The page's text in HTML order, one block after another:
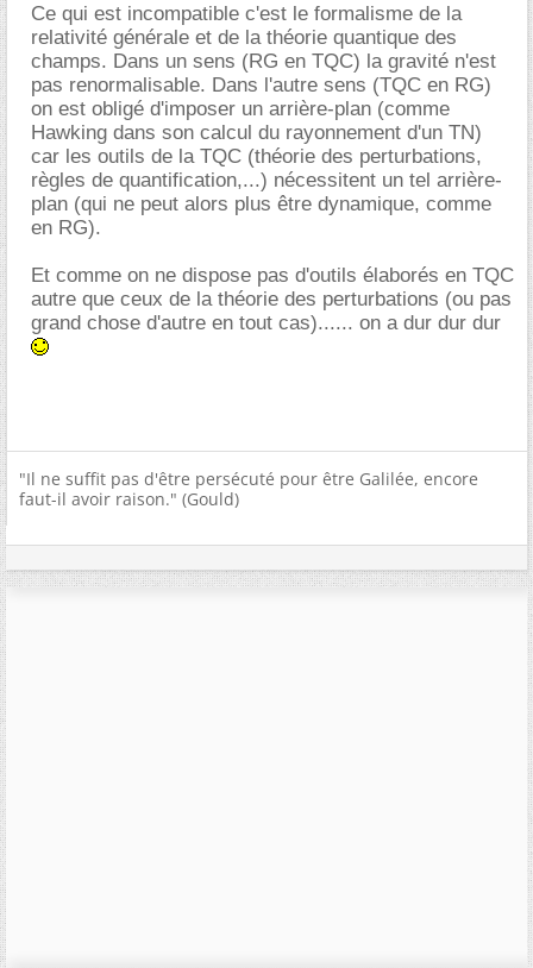
Ce qui est incompatible c'est le formalisme de la
relativité générale et de la théorie quantique des
champs. Dans un sens (RG en TQC) la gravité n'est
pas renormalisable. Dans l'autre sens (TQC en RG)
on est obligé d'imposer un arrière-plan (comme
Hawking dans son calcul du rayonnement d'un TN)
car les outils de la TQC (théorie des perturbations,
règles de quantification,...) nécessitent un tel arrière-
plan (qui ne peut alors plus être dynamique, comme
en RG).
Et comme on ne dispose pas d'outils élaborés en TQC
autre que ceux de la théorie des perturbations (ou pas
grand chose d'autre en tout cas)...... on a dur dur dur
"Il ne suffit pas d'être persécuté pour être Galilée, encore
faut-il avoir raison." (Gould)